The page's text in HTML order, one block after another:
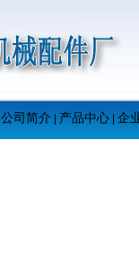
公司简介 产品中心| 企